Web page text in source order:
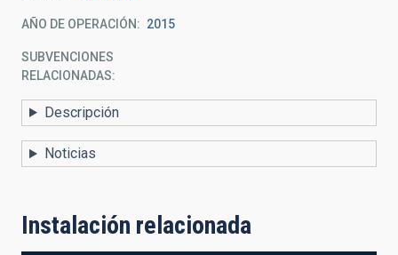
AÑO DE OPERACIÓN 2015
SUBVENCIONES
RELACIONADAS:
Descripción
Noticias
Instalación relacionada